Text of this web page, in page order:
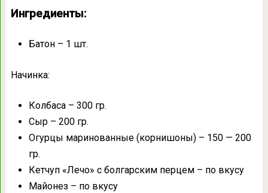
Ингредиенты:
Батон – 1 шт.
Начинка:
Колбаса – 300 гр.
Сыр – 200 гр.
Огурцы маринованные (корнишоны) – 150 — 200
гр.
Кетчуп «Лечо» с болгарским перцем – по вкусу
Майонез – по вкусу